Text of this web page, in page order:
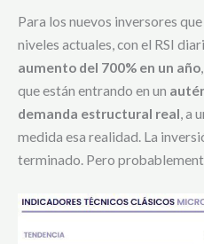
Para los nuevos inversores
niveles actuales, con el RSI
aumento del 700% en un año
que están entrando en un
demanda estructural real, a
medida esa realidad. La
terminado. Pero